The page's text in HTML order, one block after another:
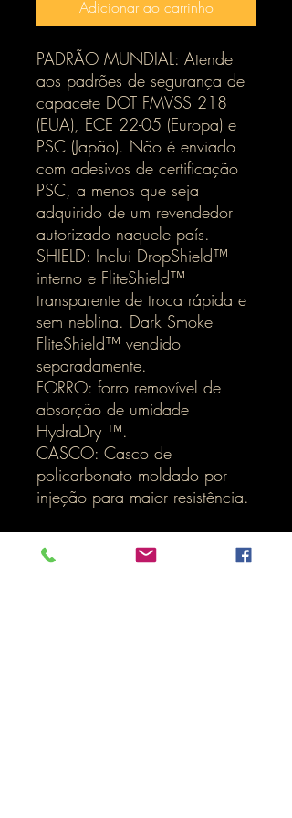
Adicionar ao carrinho
PADRÃO MUNDIAL: Atende
aos padrões de segurança de
capacete DOT FMVSS 218
(EUA), ECE 22-05 (Europa) e
PSC (Japão). Não é enviado
com adesivos de certificação
PSC, a menos que seja
adquirido de um revendedor
autorizado naquele país.
SHIELD: Inclui DropShield™
interno e FliteShield™
transparente de troca rápida e
sem neblina. Dark Smoke
FliteShield™ vendido
separadamente.
FORRO: forro removível de
absorção de umidade
HydraDry ™.
CASCO: Casco de
policarbonato moldado por
injeção para maior resistência.